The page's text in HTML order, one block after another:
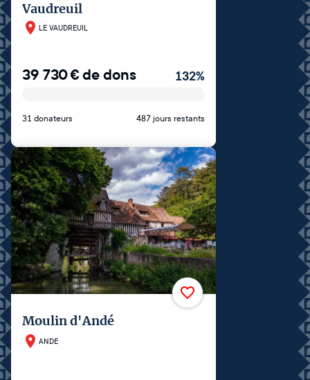
Vaudreuil
LE VAUDREUIL
39 730€de dons 132%
31 donateurs 487 jours restants
Moulin d'Andé
ANDE